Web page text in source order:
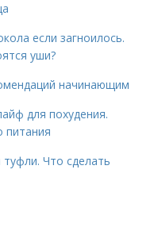
если загноилось.
уши?
начинающим
для похудения.
питания
Что сделать